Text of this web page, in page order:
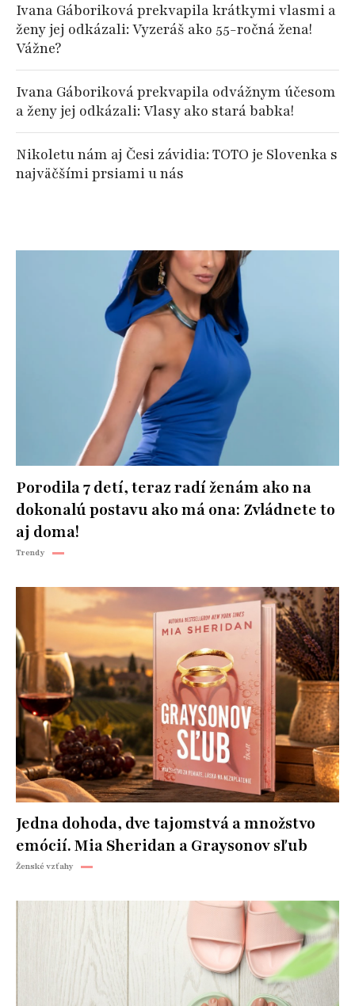
Ivana Gáboriková prekvapila krátkymi vlasmi a
ženy jej odkázali: Vyzeráš ako 55-ročná žena!
Vážne?
Ivana Gáboriková prekvapila odvážnym účesom
a ženy jej odkázali: Vlasy ako stará babka!
Nikoletu nám aj Česi závidia: TOTO je Slovenka s
najväčšími prsiami u nás
Porodila 7 detí, teraz radí ženám ako na
dokonalú postavu ako má ona: Zvládnete to
aj doma!
Trendy
Jedna dohoda, dve tajomstvá a množstvo
emócií. Mia Sheridan a Graysonov sľub
Ženské vzťahy